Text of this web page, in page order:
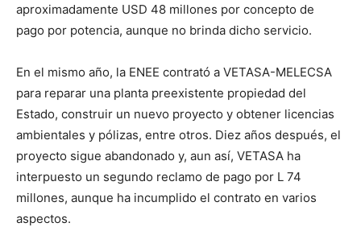
aproximadamente USD 48 millones por concepto de
pago por potencia, aunque no brinda dicho servicio.
En el mismo año, la ENEE contrató a VETASA-MELECSA
para reparar una planta preexistente propiedad del
Estado, construir un nuevo proyecto y obtener licencias
ambientales y pólizas, entre otros. Diez años después, el
proyecto sigue abandonado y, aun así, VETASA ha
interpuesto un segundo reclamo de pago por L 74
millones, aunque ha incumplido el contrato en varios
aspectos.